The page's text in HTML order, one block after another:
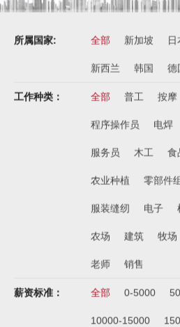
所属国家: 全部 新加坡 日
新西兰 韩国 德
工作种类： 全部 普工 按摩
程序操作员 电焊
服务员 木工 食
农业种植 零部件
服装缝纫 电子
农场 建筑 牧场
老师 销售
薪资标准： 全部 0-5000
10000-15000